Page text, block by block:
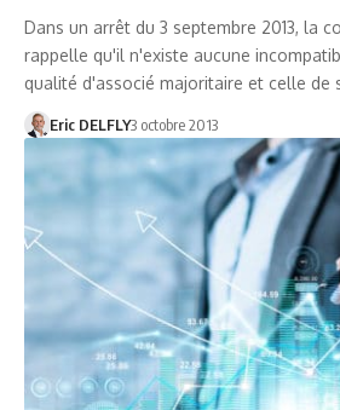
Dans un arrêt du 3 septembre 2013, la
rappelle qu'il n'existe aucune
qualité d'associé majoritaire et celle de
Eric DELFLY3 octobre 2013